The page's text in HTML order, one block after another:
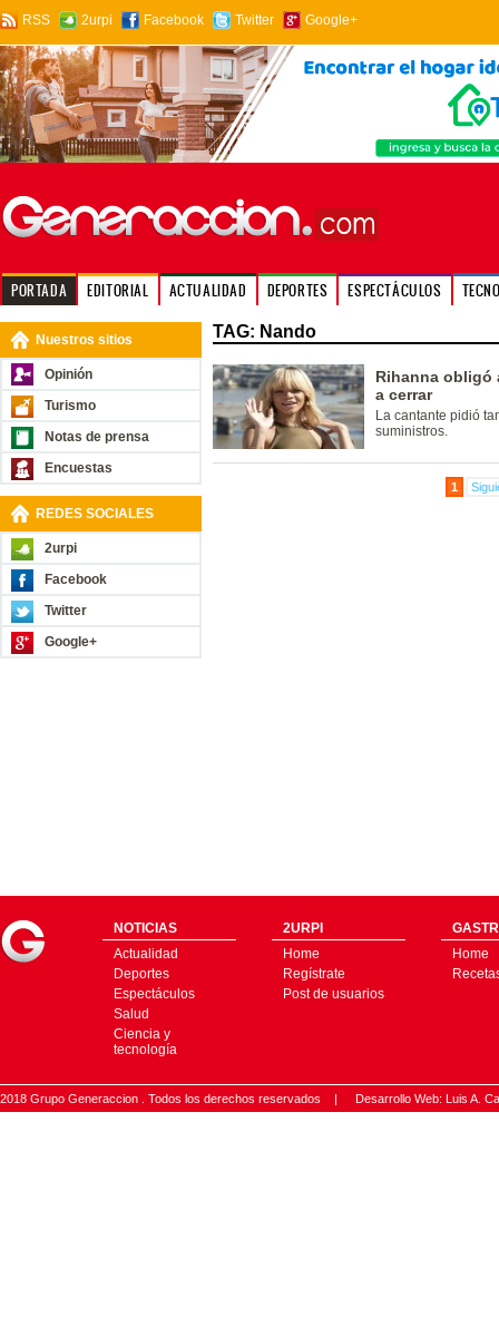
RSS 2urpi Facebook Twitter Google+
PORTADA EDITORIAL ACTUALIDAD DEPORTES ESPECTÁCULOS
Nuestros sitios
Opinión
Turismo
Notas de prensa
Encuestas
REDES SOCIALES
2urpi
Facebook
Twitter
Google+
TAG: Nando
Rihanna obligó
a cerrar
La cantante pidió
suministros.
1
NOTICIAS
Actualidad
Deportes
Espectáculos
Salud
Ciencia y
tecnología
2URPI
Home
Regístrate
Post de usuarios
Home
2018 Grupo Generaccion . Todos los derechos reservados | Desarrollo Web: Luis